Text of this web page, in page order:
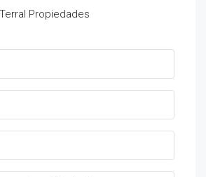
Terral Propiedades